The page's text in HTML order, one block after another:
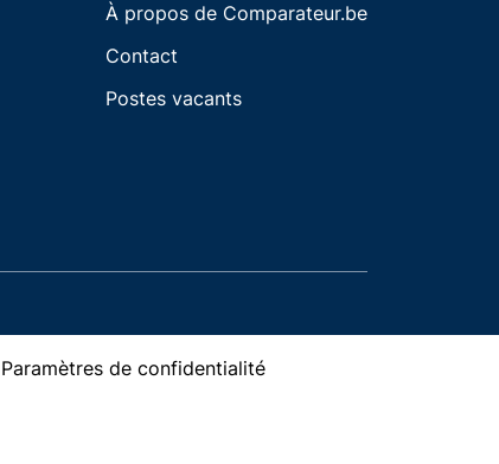
À propos de Comparateur.be
Contact
Postes vacants
Paramètres de confidentialité